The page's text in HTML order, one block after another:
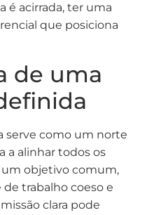
é acirrada, ter uma
que posiciona
de uma
serve como um norte
a alinhar todos os
objetivo comum,
trabalho coeso e
clara pode